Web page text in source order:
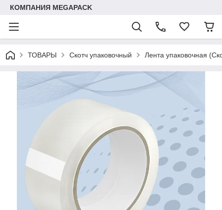
КОМПАНИЯ MEGAPACK
ТОВАРЫ Скотч упаковочный Лента упаковочная